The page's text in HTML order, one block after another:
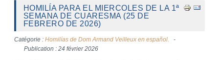
HOMILÍA PARA EL MIERCOLES DE LA 1ª
SEMANA DE CUARESMA (25 DE
FEBRERO DE 2026)
Catégorie : Homilías de Dom Armand Veilleux en español.
Publication : 24 février 2026